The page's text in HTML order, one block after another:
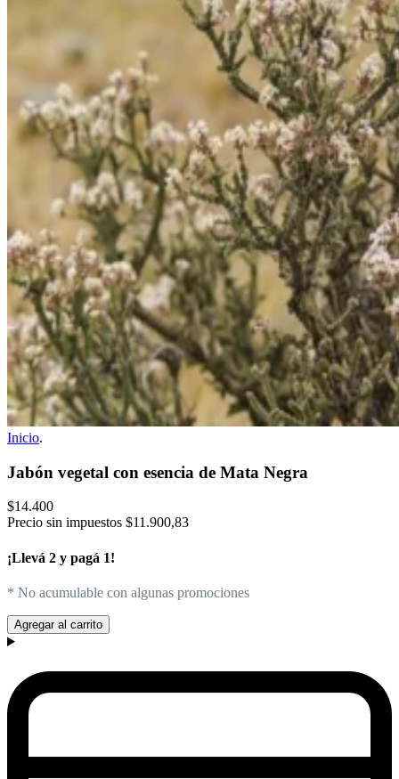
Inicio.
Jabón vegetal con esencia de Mata Negra
$14.400
Precio sin impuestos $11.900,83
¡Llevá 2 y pagá 1!
* No acumulable con algunas promociones
Agregar al carrito